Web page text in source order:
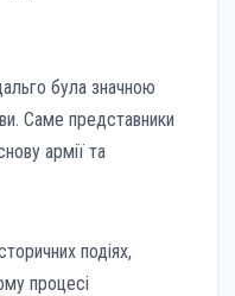
була значною
Саме представники
армії та
подіях,
процесі